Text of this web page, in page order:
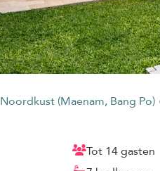
Noordkust (Maenam, Bang Po)
Tot 14 gasten